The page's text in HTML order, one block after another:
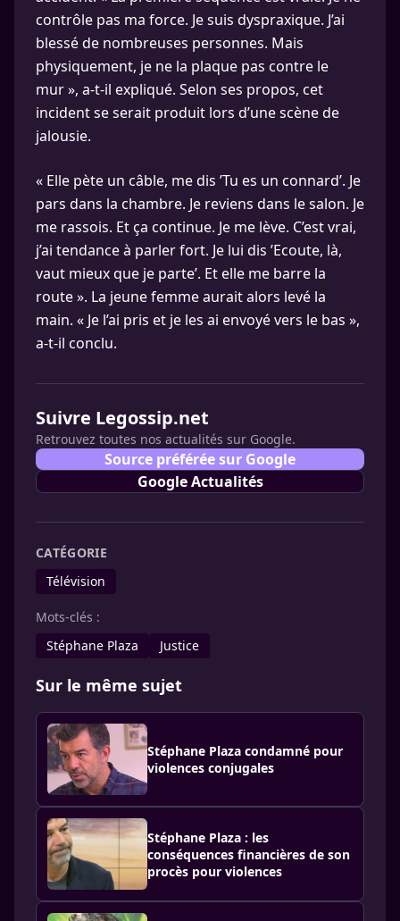
contrôle pas ma force. Je suis dyspraxique. J’ai
blessé de nombreuses personnes. Mais
physiquement, je ne la plaque pas contre le
mur », a-t-il expliqué. Selon ses propos, cet
incident se serait produit lors d’une scène de
jalousie.
« Elle pète un câble, me dis ’Tu es un connard’. Je
pars dans la chambre. Je reviens dans le salon. Je
me rassois. Et ça continue. Je me lève. C’est vrai,
j’ai tendance à parler fort. Je lui dis ’Ecoute, là,
vaut mieux que je parte’. Et elle me barre la
route ». La jeune femme aurait alors levé la
main. « Je l’ai pris et je les ai envoyé vers le bas »,
a-t-il conclu.
Suivre Legossip.net
Retrouvez toutes nos actualités sur Google.
Source préférée sur Google
Google Actualités
CATÉGORIE
Télévision
Mots-clés :
Stéphane Plaza
Justice
Sur le même sujet
Stéphane Plaza condamné pour
violences conjugales
Stéphane Plaza : les
conséquences financières de son
procès pour violences